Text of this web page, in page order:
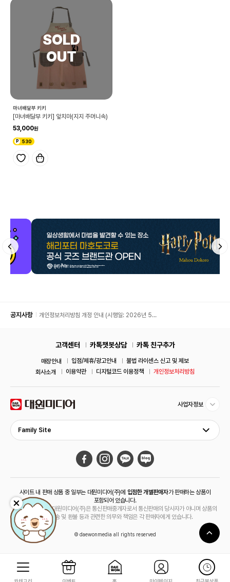
마녀배달부 키키
[마녀배달부 키키] 앞치마(지지 주머니속)
53,000
530
공지사항
개인정보처리방침 개정 안내 (시행일: 2026년 5월
고객센터 카톡챗봇상담 카톡 친구추가
매장안내 입점/제휴/광고안내
불법 라이센스 신고 및 제보
회사소개
이용약관 디지털코드 이용정책 개인정보처리방침
사업자정보
Family Site
사이트 내 판매 상품 중 일부는 대원미디어(주)에 입점한 개별판매자가 판매하는 상품이
포함되어 있습니다.
해당 상품의 경우 대원미디어(주)은 통신판매중개자로서 통신판매의 당사자가 아니며 상품의
주문, 배송 및 환불 등과 관련한 의무와 책임은 각 판매자에게 있습니다.
© daewonmedia all rights reserved